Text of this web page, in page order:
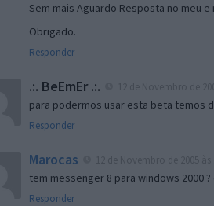
Sem mais Aguardo Resposta no meu e
Obrigado.
Responder
.:. BeEmEr .:.
para podermos usar esta beta temos
Responder
Marocas
tem messenger 8 para windows 2000
Responder